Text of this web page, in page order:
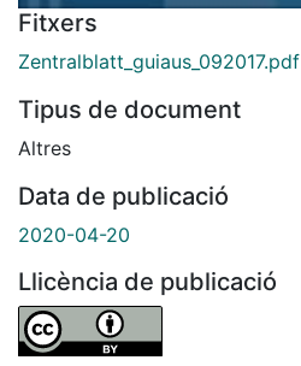
Fitxers
Zentralblatt_guiaus_092017.pdf
Tipus de document
Altres
Data de publicació
2020-04-20
Llicència de publicació